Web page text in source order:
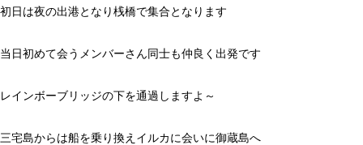
初日は夜の出港となり桟橋で集合となります
当日初めて会うメンバーさん同士も仲良く出発です
レインボーブリッジの下を通過しますよ～
三宅島からは船を乗り換えイルカに会いに御蔵島へ